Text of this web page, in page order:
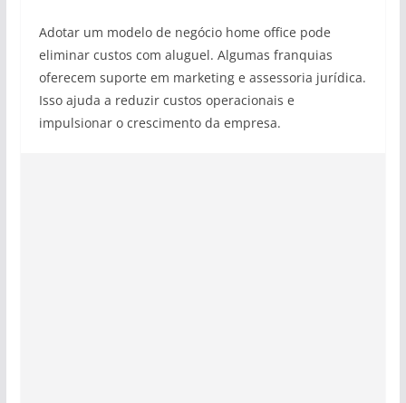
Adotar um modelo de negócio home office pode
eliminar custos com aluguel. Algumas franquias
oferecem suporte em marketing e assessoria jurídica.
Isso ajuda a reduzir custos operacionais e
impulsionar o crescimento da empresa.